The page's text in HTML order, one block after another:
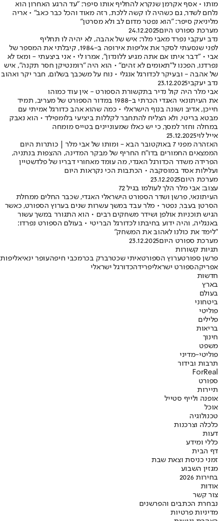
מותו • אסף אקרמן שנקרא להחליף אותו סיפר: "עד הרגע האחרון הוא
נלחם לשדר, גם כשהיה לו קשה ללכת, רזה מאוד והכל כבר כאב" • אריה
מליניאק סיפר: "הוא נפטר מדום לב ולא מסרטן"
מערכת ספורט היום24.12.2025
נדב יעקבי נפרד מאבי מלר: איש של אהבה, לא יהיה לו תחליף
לפני שנסעתי לסקר את אליפות אירופה ב-1984, קיבלתי את המספר של
אבי • "דבר איתו אם אתה מגיע ללונדון", אמרו לי • אני ביצעתי - ומאז לא
נפרדנו, הפכנו ל"תאומים לא זהים" • הוא היה "רומנטיקן חסר תקנה", איש
של אהבה - ובעיקר לכדורגל אנגלי • נוח על משכבך בשלום, חבר יקר ואהוב
נדב יעקבי23.12.2025
אבי מלר היה קול נדיר בתקשורת הספורט - אין עוד כמוהו
את העיתונאי האגדי הכרתי ב-1988 במדור הספורט של מעריב, תמיד
חייכן, אדיב ושונה בנוף הישראלי • כמה שהוא אהב כדורגל אמיתי עם
מבטא בריטי, ולא הצליח להתחבר לקללות ביציעי בלומפילד • הוא נאבק
במחלה וחזר למסך, כי יש כאלו שמעוניינים בטייס מומחה
אייל לוי23.12.2025
האזהרה מפני 7 באוקטובר הבא - ומותו של אבי מלר | כותרות היום
הממצאים החמורים בדו"ח החריף של מבקר המדינה, ההצפות בנתניה,
הפרידה משדר הכדורגל האגדי, מה עומד מאחורי דבריו של פלדשטיין
ועלילות אסד במוסקבה • הכתבות הכי נקראות היום
מערכת היום23.12.2025
עצוב: אבי מלר הלך לעולמו בגיל 72
העיתונאי, פרשן ושדר הספורט הישראלי האגדי, שכבר החלים ממחלת
הסרטן בעבר, נפטר • מלר עבד במשך עשרות שנים בערוץ הספורט, כאשר
הגיש תוכניות אולפן ושידר משחקים רבים • הוא התגורר במשך עשור
באנגליה, והיה ידוע בחיבתו לכדורגל הבריטי • בעולם הספורט נפרדו:
"לימד את כולנו לאהוב את המשחק"
מערכת ספורט היום23.12.2025
תגיות קשורות
פרשן ספורטערוץ הספורטאיתי שכטרברק בכרמכבי חיפהעופר ינאיאליפות
אפריקהספורט ישראליפרידהכדורגל ישראלי
חדשות
בארץ
בעולם
ביטחוני
פוליטי
פלילים
בריאות
חינוך
משפט
פוליטי-מדיני
תרבות ובידור
ForReal
ספורט
תיירות
אופנה ולייף סטייל
אוכל
טכנולוגיה
כלכלה וצרכנות
דעות
כללי ומידע
דף הבית
זמני כניסת וצאת שבת
מגזין השבוע
בחירות 2026
אודות
צור קשר
נבחרת הכתבים והפרשנים
מדיניות פרטיות